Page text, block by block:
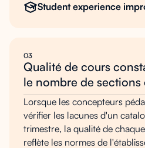
Student experience
03
Qualité de cours
le nombre de sections
Lorsque les concepteurs
vérifier les lacunes d'un
trimestre, la qualité de
reflète les normes de